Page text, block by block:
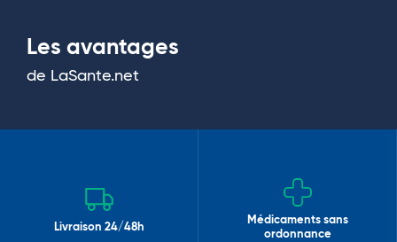
Les avantages
de LaSante.net
Livraison 24/48h
Médicaments sans
ordonnance